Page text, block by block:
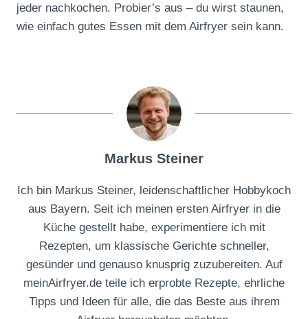
jeder nachkochen. Probier’s aus – du wirst staunen,
wie einfach gutes Essen mit dem Airfryer sein kann.
Markus Steiner
Ich bin Markus Steiner, leidenschaftlicher Hobbykoch
aus Bayern. Seit ich meinen ersten Airfryer in die
Küche gestellt habe, experimentiere ich mit
Rezepten, um klassische Gerichte schneller,
gesünder und genauso knusprig zuzubereiten. Auf
meinAirfryer.de teile ich erprobte Rezepte, ehrliche
Tipps und Ideen für alle, die das Beste aus ihrem